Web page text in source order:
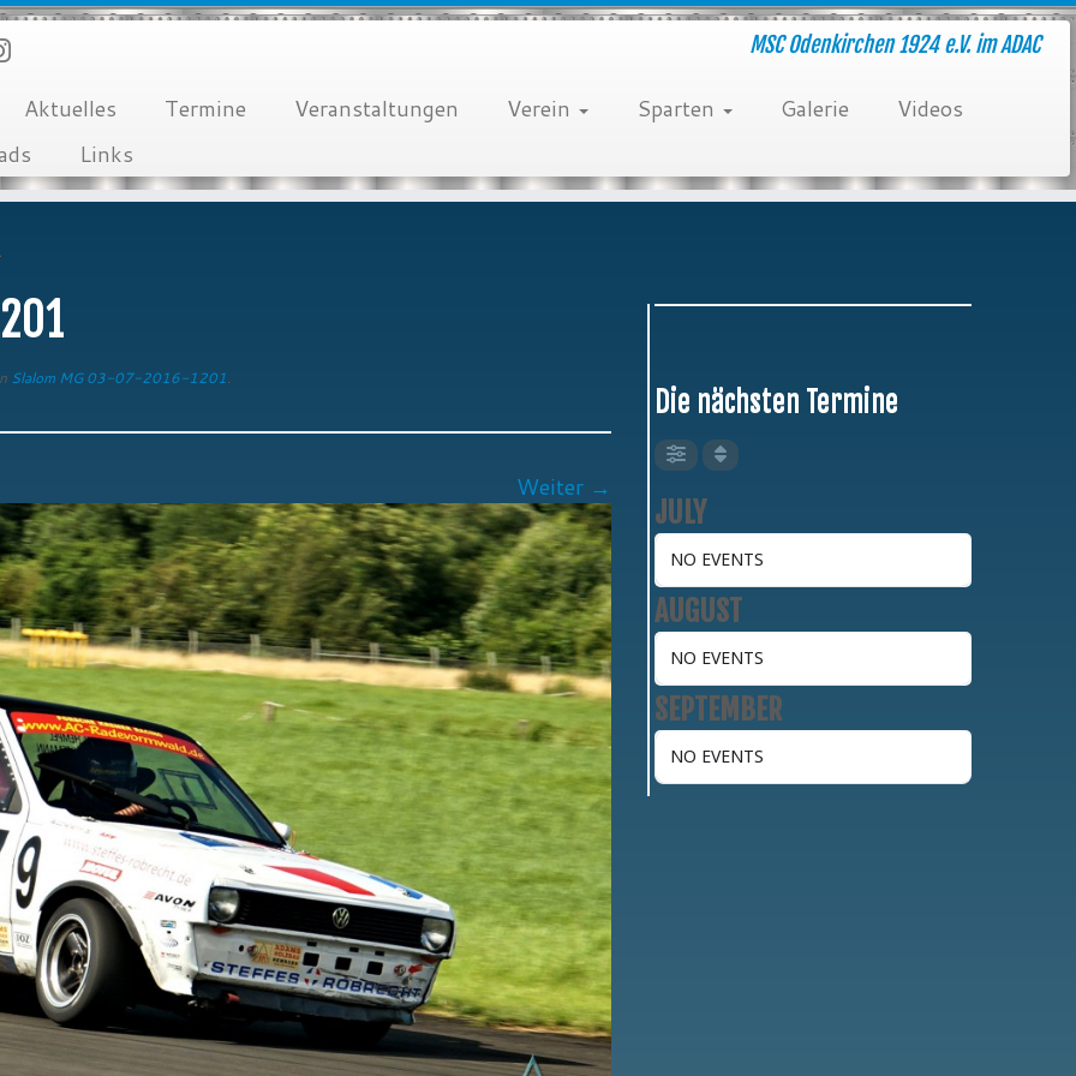
MSC Odenkirchen 1924 e.V. im ADAC
Aktuelles Termine Veranstaltungen Verein Sparten Galerie
Videos
Links
Slalom MG 03-07-2016-1201.
Weiter →
Die nächsten Termine
JULY
NO EVENTS
AUGUST
NO EVENTS
SEPTEMBER
NO EVENTS